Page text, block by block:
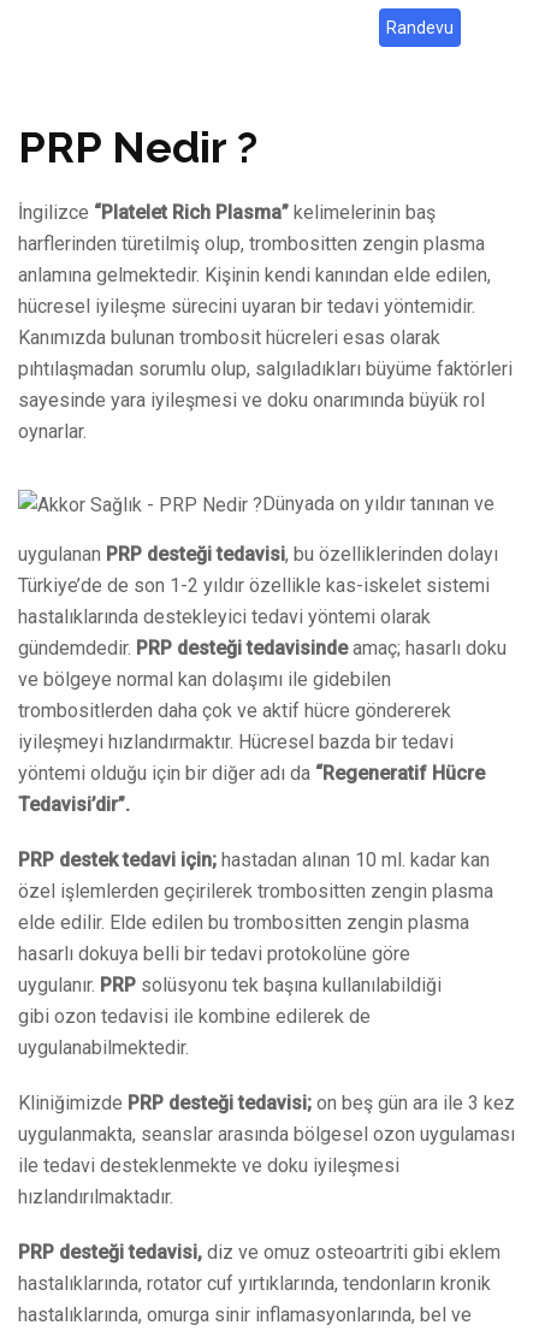
Randevu
PRP Nedir ?
İngilizce “Platelet Rich Plasma” kelimelerinin baş
harflerinden türetilmiş olup, trombositten zengin plasma
anlamına gelmektedir. Kişinin kendi kanından elde edilen,
hücresel iyileşme sürecini uyaran bir tedavi yöntemidir.
Kanımızda bulunan trombosit hücreleri esas olarak
pıhtılaşmadan sorumlu olup, salgıladıkları büyüme faktörleri
sayesinde yara iyileşmesi ve doku onarımında büyük rol
oynarlar.
Dünyada on yıldır tanınan ve
uygulanan PRP desteği tedavisi, bu özelliklerinden dolayı
Türkiye’de de son 1-2 yıldır özellikle kas-iskelet sistemi
hastalıklarında destekleyici tedavi yöntemi olarak
gündemdedir. PRP desteği tedavisindeamaç; hasarlı doku
ve bölgeye normal kan dolaşımı ile gidebilen
trombositlerden daha çok ve aktif hücre göndererek
iyileşmeyi hızlandırmaktır. Hücresel bazda bir tedavi
yöntemi olduğu için bir diğer adı da “Regeneratif Hücre
Tedavisi’dir”.
PRP destek tedavi için; hastadan alınan 10 ml. kadar kan
özel işlemlerden geçirilerek trombositten zengin plasma
elde edilir. Elde edilen bu trombositten zengin plasma
hasarlı dokuya belli bir tedavi protokolüne göre
uygulanır. PRP solüsyonu tek başına kullanılabildiği
gibi ozon tedavisi ile kombine edilerek de
uygulanabilmektedir.
Kliniğimizde PRP desteği tedavisi; on beş gün ara ile 3 kez
uygulanmakta, seanslar arasında bölgesel ozon uygulaması
ile tedavi desteklenmekte ve doku iyileşmesi
hızlandırılmaktadır.
PRP desteği tedavisi, diz ve omuz osteoartriti gibi eklem
hastalıklarında, rotator cuf yırtıklarında, tendonların kronik
hastalıklarında, omurga sinir inflamasyonlarında, bel ve